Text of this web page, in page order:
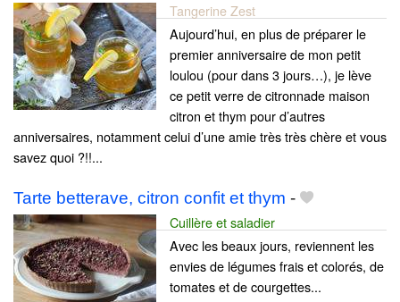
Tangerine Zest
Aujourd’hui, en plus de préparer le
premier anniversaire de mon petit
loulou (pour dans 3 jours…), je lève
ce petit verre de citronnade maison
citron et thym pour d’autres
anniversaires, notamment celui d’une amie très très chère et vous
savez quoi ?!!...
Tarte betterave, citron confit et thym -
Cuillère et saladier
Avec les beaux jours, reviennent les
envies de légumes frais et colorés, de
tomates et de courgettes...